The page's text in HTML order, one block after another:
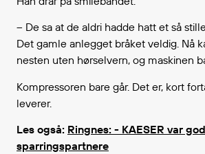
– De sa at de aldri hadde hatt et så
Det gamle anlegget bråket veldig. Nå
nesten uten hørselvern, og maskinen
Kompressoren bare går. Det er, kort
leverer.
Les også: Ringnes: - KAESER var
sparringspartnere